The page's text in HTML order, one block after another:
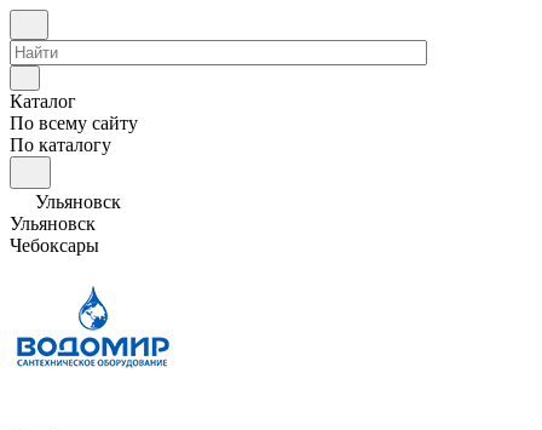
Каталог
По всему сайту
По каталогу
Ульяновск
Ульяновск
Чебоксары